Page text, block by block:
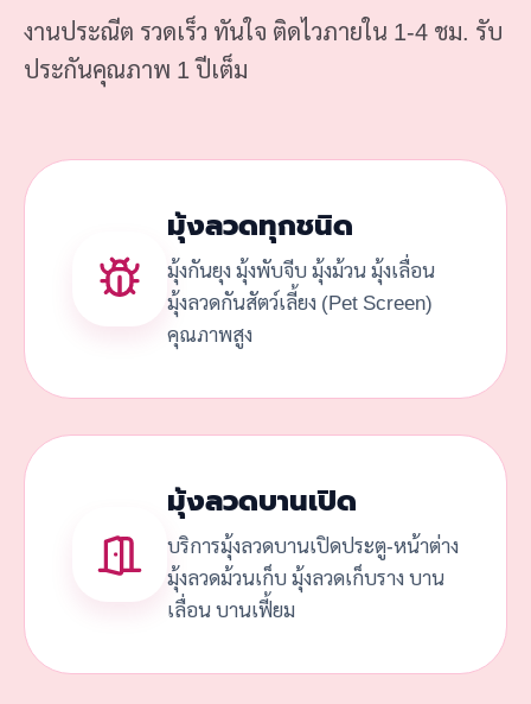
งานประณีต รวดเร็ว ทันใจ ติดไวภายใน 1-4 ชม. รับ
ประกันคุณภาพ 1 ปีเต็ม
มุ้งลวดทุกชนิด
มุ้งกันยุง มุ้งพับจีบ มุ้งม้วน มุ้งเลื่อน
มุ้งลวดกันสัตว์เลี้ยง (Pet Screen)
คุณภาพสูง
มุ้งลวดบานเปิด
บริการมุ้งลวดบานเปิดประตู-หน้าต่าง
มุ้งลวดม้วนเก็บ มุ้งลวดเก็บราง บาน
เลื่อน บานเฟี้ยม